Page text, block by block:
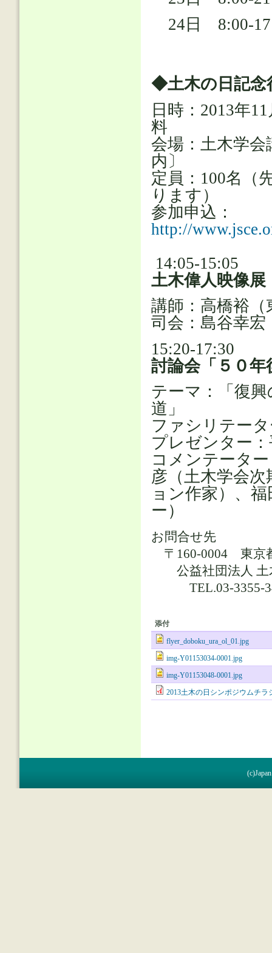
24日 8:00-
◆土木の日記
日時：2013
料
会場：土木学会
内〕
定員：100名（
ります）
参加申込：
http://
14:05-15:05
土木偉人映像
講師：高橋裕（
司会：島谷幸宏
15:20-17:30
討論会「５０
テーマ：「復
道」
ファシリテー
プレゼンター
コメンテータ
彦（土木学会次
ョン作家）、
ー）
お問合せ先
〒160-0004 東京
公益社団法人 土
TEL.03-3355-
添付
flyer_doboku_ura_ol_01.jpg
img-Y01153034-0001.jpg
img-Y01153048-0001.jpg
2013土木の日シンポジウムチラ